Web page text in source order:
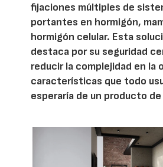
fijaciones múltiples de
portantes en hormigón,
hormigón celular. Esta
destaca por su seguridad
reducir la complejidad en la
características que todo
esperaría de un producto